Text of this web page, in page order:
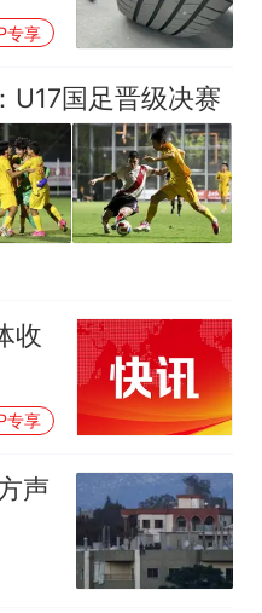
千
专享
U17国足晋级决赛
收
专享
声